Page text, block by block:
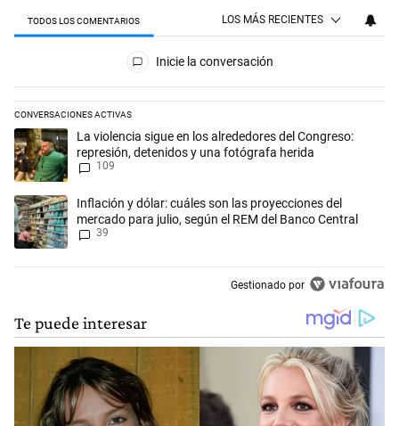
TODOS LOS COMENTARIOS LOS MÁS RECIENTES
Todos los comentarios
Inicie la conversación
CONVERSACIONES ACTIVAS
Este listado muestra los artículos con más comentarios en los
Un artículo de tendencia con el título "La violencia sigue en los
La violencia sigue en los alrededores del Congreso:
represión, detenidos y una fotógrafa herida
109
Un artículo de tendencia con el título "Inflación y dólar: cuáles son
Inflación y dólar: cuáles son las proyecciones del
mercado para julio, según el REM del Banco Central
39
Gestionado por